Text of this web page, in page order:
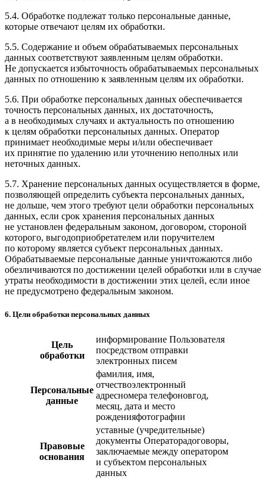
5.4. Обработке подлежат только персональные данные,
которые отвечают целям их обработки.
5.5. Содержание и объем обрабатываемых персональных
данных соответствуют заявленным целям обработки.
Не допускается избыточность обрабатываемых персональных
данных по отношению к заявленным целям их обработки.
5.6. При обработке персональных данных обеспечивается
точность персональных данных, их достаточность,
а в необходимых случаях и актуальность по отношению
к целям обработки персональных данных. Оператор
принимает необходимые меры и/или обеспечивает
их принятие по удалению или уточнению неполных или
неточных данных.
5.7. Хранение персональных данных осуществляется в форме,
позволяющей определить субъекта персональных данных,
не дольше, чем этого требуют цели обработки персональных
данных, если срок хранения персональных данных
не установлен федеральным законом, договором, стороной
которого, выгодоприобретателем или поручителем
по которому является субъект персональных данных.
Обрабатываемые персональные данные уничтожаются либо
обезличиваются по достижении целей обработки или в случае
утраты необходимости в достижении этих целей, если иное
не предусмотрено федеральным законом.
6. Цели обработки персональных данных
Цель
обработки
информирование Пользователя
посредством отправки
электронных писем
Персональные
данные
фамилия, имя,
отчествоэлектронный
адресномера телефоновгод,
месяц, дата и место
рожденияфотографии
Правовые
основания
уставные (учредительные)
документы Операторадоговоры,
заключаемые между оператором
и субъектом персональных
данных